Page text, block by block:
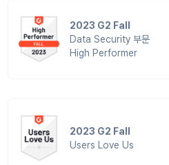
2023 G2 Fall
Data Security 부문
High Performer
2023 G2 Fall
Users Love Us